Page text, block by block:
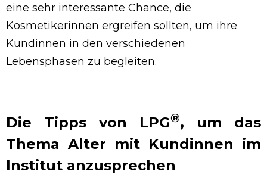
eine sehr interessante Chance, die
Kosmetikerinnen ergreifen sollten, um ihre
Kundinnen in den verschiedenen
Lebensphasen zu begleiten.
Die Tipps von LPG®, um das
Thema Alter mit Kundinnen im
Institut anzusprechen